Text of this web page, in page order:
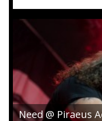
Need @ Piraeus